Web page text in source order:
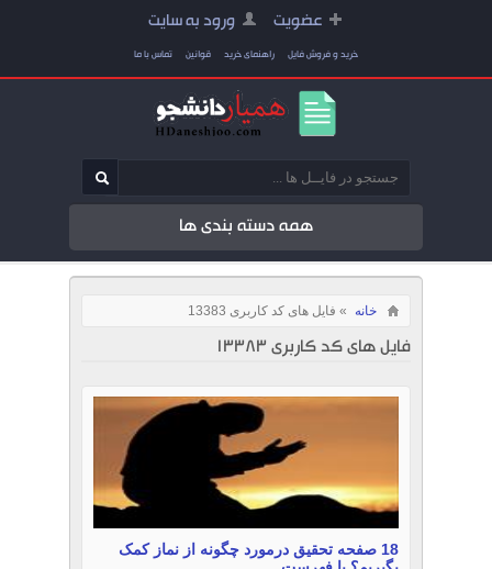
عضویت ورود به سایت
خرید و فروش فایل راهنمای خرید قوانین تماس با ما
همه دسته بندی ها
خانه » فایل های کد کاربری 13383
فایل های کد کاربری 13383
18 صفحه تحقیق درمورد چگونه از نماز کمک